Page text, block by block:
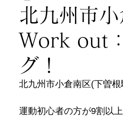
北九州市
Work out
グ！
北九州市小倉南区(下曽
運動初心者の方が9割以上